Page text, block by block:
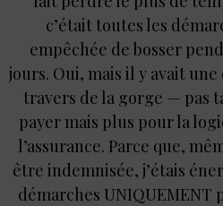
c’était toutes les
empêchée de bosser
jours. Oui, mais il y avait
travers de la gorge — pas
payer mais plus pour la
l’assurance. Parce que,
être indemnisée, j’étais
démarches UNIQUEMENT